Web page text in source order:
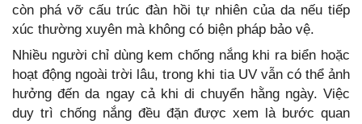
còn phá vỡ cấu trúc đàn hồi tự nhiên của da nếu tiếp
xúc thường xuyên mà không có biện pháp bảo vệ.
Nhiều người chỉ dùng kem chống nắng khi ra biển hoặc
hoạt động ngoài trời lâu, trong khi tia UV vẫn có thể ảnh
hưởng đến da ngay cả khi di chuyển hằng ngày. Việc
duy trì chống nắng đều đặn được xem là bước quan